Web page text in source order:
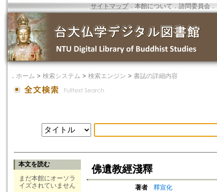
サイトマップ．本館について ． 諮問委員会 ．
． ホーム > 検索システム > 検索エンジン > 書誌の詳細内容
本文を読む
まだ本館にオーソラ
イズされていません
佛遺教經淺釋
著者
釋宣化